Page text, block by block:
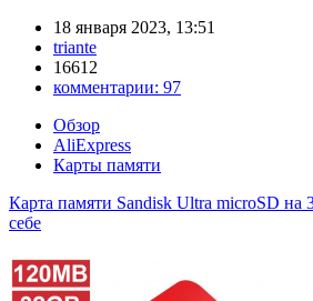
18 января 2023, 13:51
triante
16612
комментарии: 97
Обзор
AliExpress
Карты памяти
Карта памяти Sandisk Ultra microSD на
себе